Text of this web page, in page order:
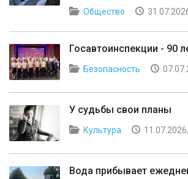
Общество
Госавтоинспекции - 90
Безопасность
У судьбы свои планы
Культура
Вода прибывает